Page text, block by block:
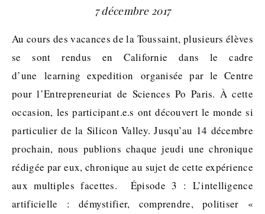
7 décembre 2017
Au cours des vacances de la Toussaint, plusieurs élèves
se sont rendus en Californie dans le cadre
d’une learning expedition organisée par le Centre
pour l’Entrepreneuriat de Sciences Po Paris. À cette
occasion, les participant.e.s ont découvert le monde si
particulier de la Silicon Valley. Jusqu’au 14 décembre
prochain, nous publions chaque jeudi une chronique
rédigée par eux, chronique au sujet de cette expérience
aux multiples facettes. Épisode 3 : L’intelligence
artificielle : démystifier, comprendre, politiser «